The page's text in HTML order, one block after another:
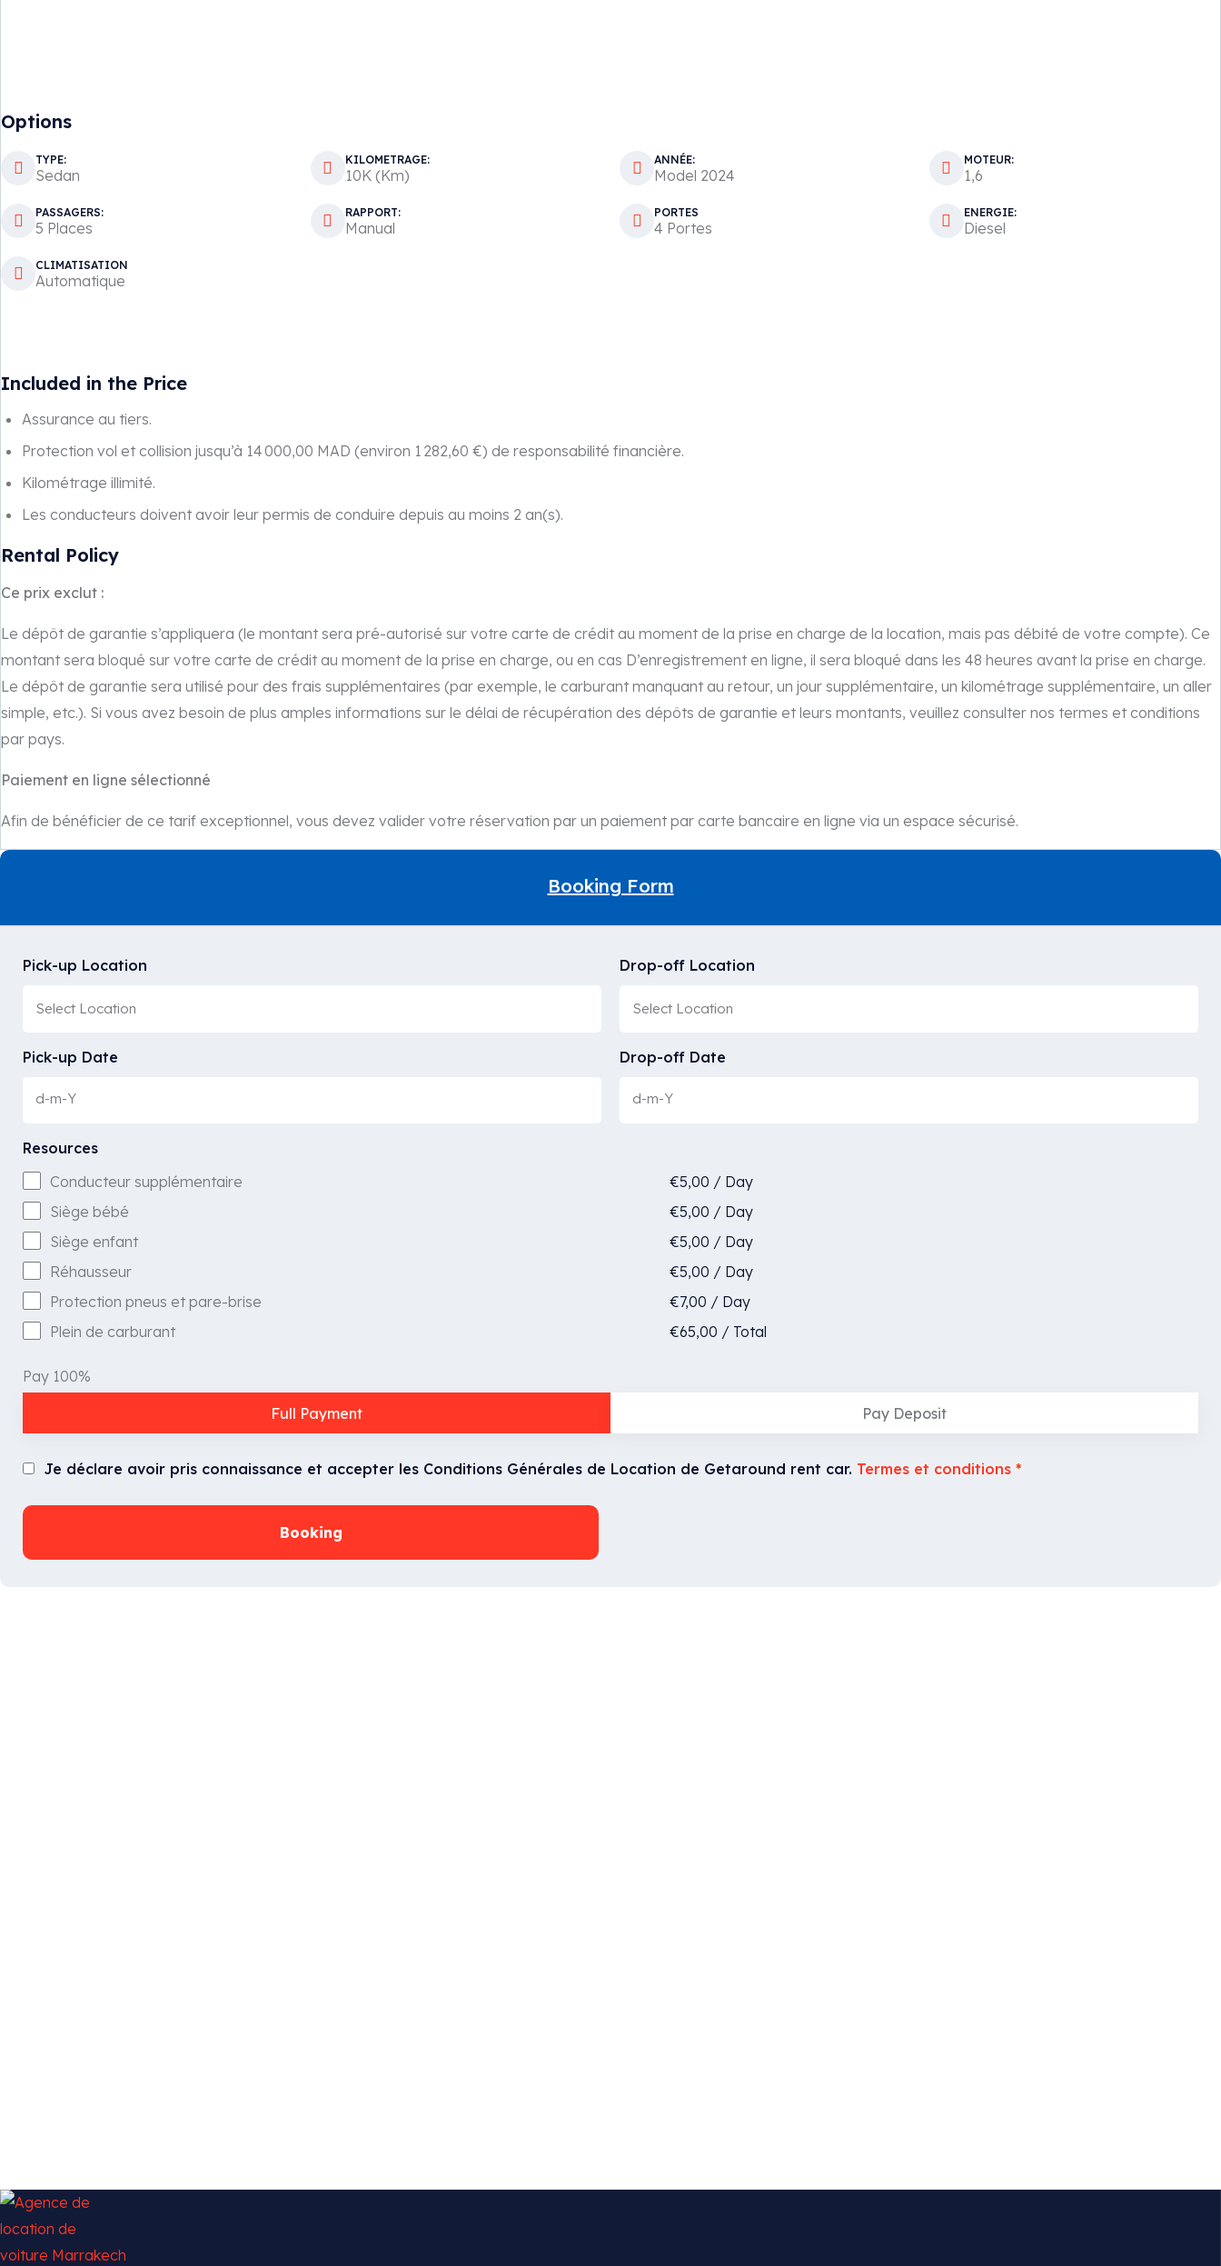
Options
TYPE:
Sedan
KILOMETRAGE:
10K (Km)
ANNÉE:
Model 2024
MOTEUR:
1,6
PASSAGERS:
5 Places
RAPPORT:
Manual
PORTES
4 Portes
ENERGIE:
Diesel
CLIMATISATION
Automatique
Included in the Price
Assurance au tiers.
Protection vol et collision jusqu’à 14 000,00 MAD (environ 1 282,60 €) de responsabilité financière.
Kilométrage illimité.
Les conducteurs doivent avoir leur permis de conduire depuis au moins 2 an(s).
Rental Policy
Ce prix exclut :
Le dépôt de garantie s’appliquera (le montant sera pré-autorisé sur votre carte de crédit au moment de la prise en charge de la location, mais pas débité de votre compte). Ce
montant sera bloqué sur votre carte de crédit au moment de la prise en charge, ou en cas D’enregistrement en ligne, il sera bloqué dans les 48 heures avant la prise en charge.
Le dépôt de garantie sera utilisé pour des frais supplémentaires (par exemple, le carburant manquant au retour, un jour supplémentaire, un kilométrage supplémentaire, un aller
simple, etc.). Si vous avez besoin de plus amples informations sur le délai de récupération des dépôts de garantie et leurs montants, veuillez consulter nos termes et conditions
par pays.
Paiement en ligne sélectionné
Afin de bénéficier de ce tarif exceptionnel, vous devez valider votre réservation par un paiement par carte bancaire en ligne via un espace sécurisé.
Booking Form
Pick-up Location Drop-off Location
Pick-up Date Drop-off Date
Resources
Conducteur supplémentaire
€5,00 / Day
Siège bébé
€5,00 / Day
Siège enfant
€5,00 / Day
Réhausseur
€5,00 / Day
Protection pneus et pare-brise
€7,00 / Day
Plein de carburant
€65,00 / Total
Pay 100%
Full Payment Pay Deposit
Je déclare avoir pris connaissance et accepter les Conditions Générales de Location de Getaround rent car. Termes et conditions *
Booking